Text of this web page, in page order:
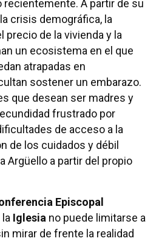
recientemente. A partir de su
crisis demográfica, la
precio de la vivienda y la
un ecosistema en el que
atrapadas en
sostener un embarazo.
que desean ser madres y
frustrado por
de acceso a la
de los cuidados y débil
Argüello a partir del propio
Episcopal
Iglesia no puede limitarse a
mirar de frente la realidad